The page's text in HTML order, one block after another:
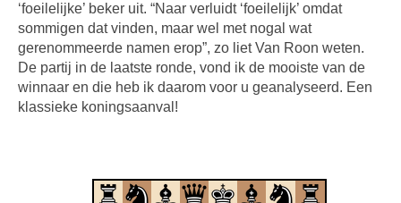
‘foeilelijke’ beker uit. “Naar verluidt ‘foeilelijk’ omdat
sommigen dat vinden, maar wel met nogal wat
gerenommeerde namen erop”, zo liet Van Roon weten.
De partij in de laatste ronde, vond ik de mooiste van de
winnaar en die heb ik daarom voor u geanalyseerd. Een
klassieke koningsaanval!